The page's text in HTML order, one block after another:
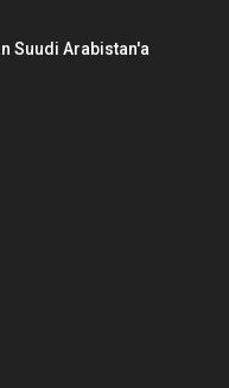
Suudi Arabistan'a